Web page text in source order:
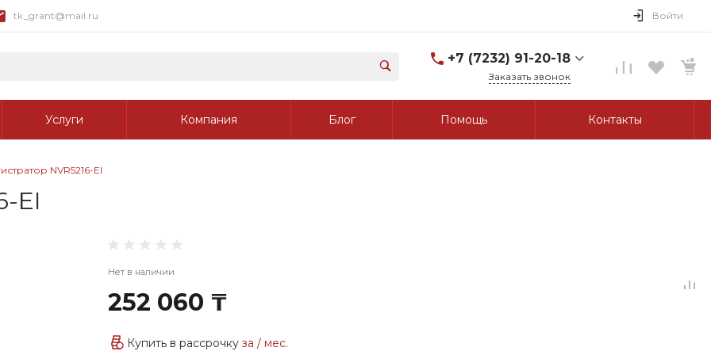
tk_grant@mail.ru Войти
+7 (7232) 91-20-18
г. Усть-Каменогорск, ул.
Заказать звонок
Услуги Компания Блог Помощь Контакты
NVR5216-EI
EI
Нет в наличии
252 060 ₸
Купить в рассрочкуза/ мес.